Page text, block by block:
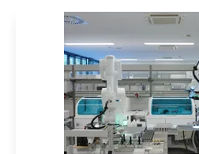
Str. 2, 12489 Berlin oder per E-Mail
widerruf@lumitos.commit
widerrufen. Zudem ist in jeder E-
Abbestellung des
enthalten.